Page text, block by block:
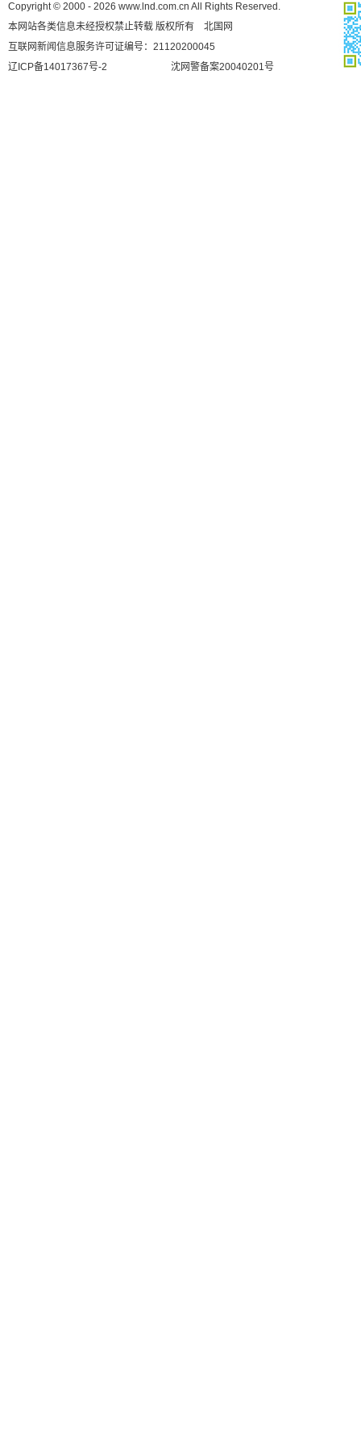
Copyright © 2000 - 2026 www.lnd.com.cn All Rights Reserved.
本网站各类信息未经授权禁止转载 版权所有 北国网
互联网新闻信息服务许可证编号：21120200045
辽ICP备14017367号-2
沈网警备案20040201号